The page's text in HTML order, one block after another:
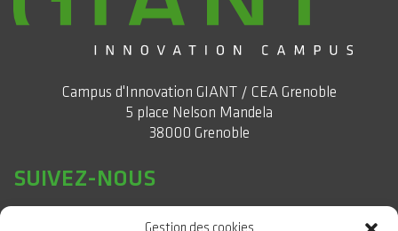
Campus d'Innovation GIANT / CEA Grenoble
5 place Nelson Mandela
38000 Grenoble
SUIVEZ-NOUS